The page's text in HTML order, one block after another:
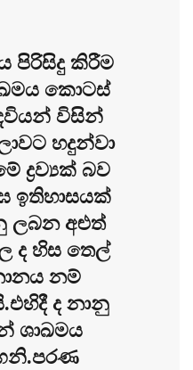
පිරිසිදු කිරීම
කොටස්
විසින්
හදුන්වා
ද්‍රව්‍යක් බව
ඉතිහාසයක්
ලබන අළුත්
ද හිස තෙල්
නම්
ද නානු
ශාඛමය